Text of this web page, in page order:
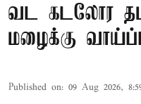
வட கடலோர
மழைக்கு
Published on: 09 Aug 2026,